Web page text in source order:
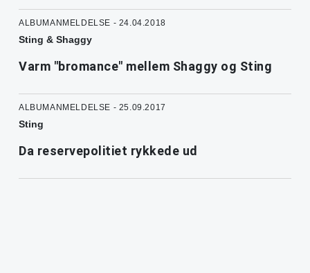
ALBUMANMELDELSE - 24.04.2018
Sting & Shaggy
Varm "bromance" mellem Shaggy og Sting
ALBUMANMELDELSE - 25.09.2017
Sting
Da reservepolitiet rykkede ud